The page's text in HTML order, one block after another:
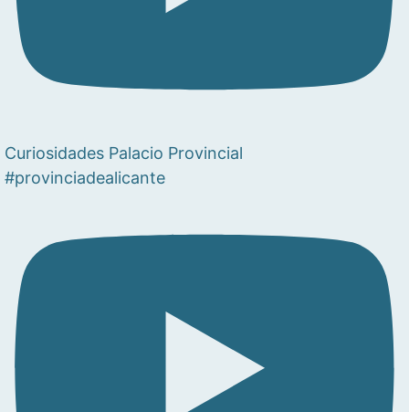
Curiosidades Palacio Provincial
#provinciadealicante